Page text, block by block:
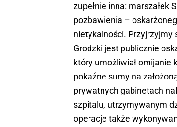
zupełnie inna: marszałek
pozbawienia –
nietykalności. Przyjrzyjmy
Grodzki jest publicznie
który umożliwiał omijanie
pokaźne sumy na
prywatnych gabinetach
szpitalu, utrzymywanym
operacje także